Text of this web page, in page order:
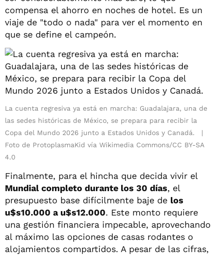
compensa el ahorro en noches de hotel. Es un
viaje de "todo o nada" para ver el momento en
que se define el campeón.
La cuenta regresiva ya está en marcha: Guadalajara, una de
las sedes históricas de México, se prepara para recibir la
Copa del Mundo 2026 junto a Estados Unidos y Canadá.
Foto de ProtoplasmaKid vía Wikimedia Commons/CC BY-SA
4.0
Finalmente, para el hincha que decida vivir el
Mundial completo durante los 30 días, el
presupuesto base difícilmente baje de los
u$s10.000 a u$s12.000. Este monto requiere
una gestión financiera impecable, aprovechando
al máximo las opciones de casas rodantes o
alojamientos compartidos. A pesar de las cifras,